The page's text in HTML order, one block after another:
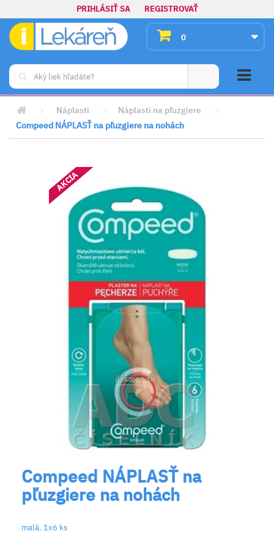
PRIHLÁSIŤ SA REGISTROVAŤ
0
> Náplasti > Náplasti na pľuzgiere
>
Compeed NÁPLASŤ na pľuzgiere na nohách
AKCIA
Compeed NÁPLASŤ na
pľuzgiere na nohách
malá, 1x6 ks